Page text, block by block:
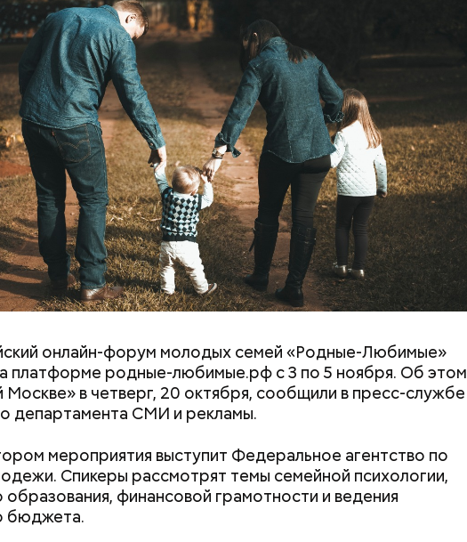
онлайн-форум молодых семей «Родные-Любимые»
платформе родные-любимые.рф с 3 по 5 ноября. Об этом
Москве» в четверг, 20 октября, сообщили в пресс-службе
департамента СМИ и рекламы.
мероприятия выступит Федеральное агентство по
Спикеры рассмотрят темы семейной психологии,
образования, финансовой грамотности и ведения
бюджета.
не стоит собирать грибы у обочин дорог или
предприятиями, так как они могут
в себе токсические вещества.
в коем случае махать руками;
пытаться «поймать» молнию или потрогать, особенно
предметами.
суток мы постоянно были на ногах. Каждые два часа
замеры радиации. Время от выезда до выезда — на
и есть работа. Ее надо выполнять, — говорит он.